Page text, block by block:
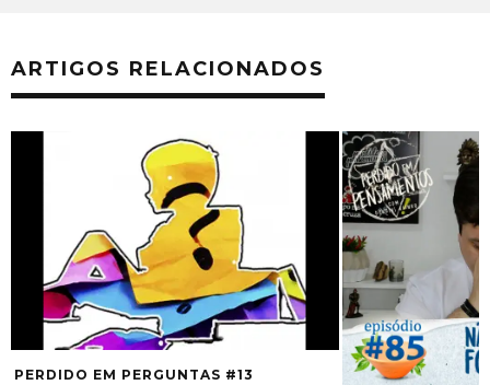
ARTIGOS RELACIONADOS
#13